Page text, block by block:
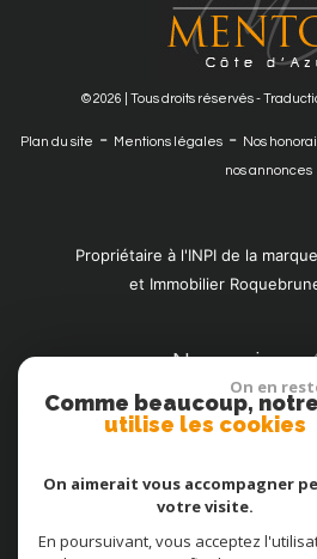
© 2026 | Tous droits réservés -
Plan du site - Mentions légales- Nos
nos annonces
Propriétaire à l'INPI de la
et Immobilier
Nous suivre
Se
On en
Comme beaucoup,
utilise les cookies
On aimerait vous accompagner
votre visite.
En poursuivant, vous acceptez